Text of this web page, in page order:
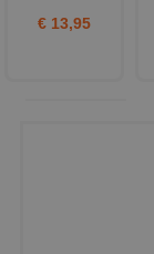
€ 13,95